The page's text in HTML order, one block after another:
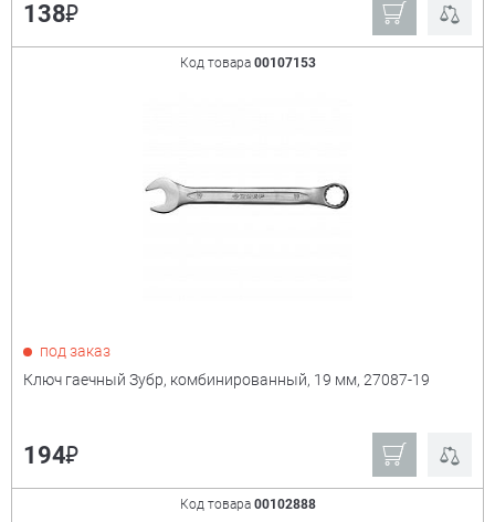
138₽
Код товара 00107153
под заказ
Ключ гаечный Зубр, комбинированный, 19 мм, 27087-19
194₽
Код товара 00102888